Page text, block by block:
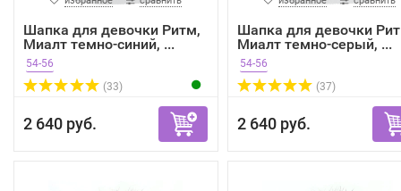
Шапка для девочки Ритм,
Миалт темно-синий, ...
54-56
(33)
2 640 руб.
Шапка для девочки
Миалт темно-серый, ...
54-56
(37)
2 640 руб.